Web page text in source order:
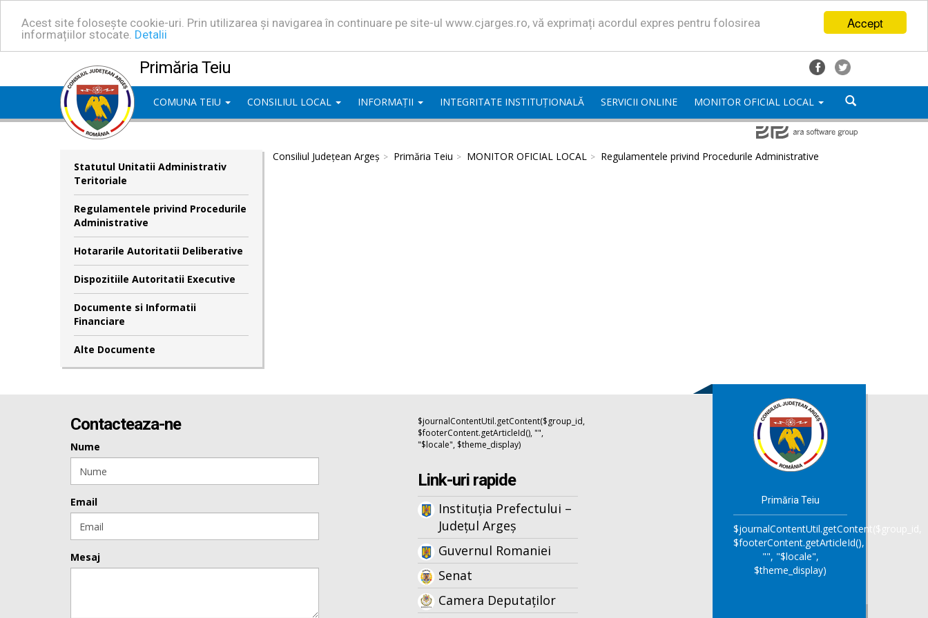
Accept
Acest site folosește cookie-uri. Prin utilizarea și navigarea în continuare pe site-ul www.cjarges.ro, vă exprimați acordul expres pentru folosirea
informațiilor stocate. Detalii
Primăria Teiu
COMUNA TEIU CONSILIUL LOCAL INFORMAȚII INTEGRITATE INSTITUȚIONALĂ SERVICII ONLINE MONITOR OFICIAL LOCAL
Statutul Unitatii Administrativ
Teritoriale
Regulamentele privind Procedurile
Administrative
Hotararile Autoritatii Deliberative
Dispozitiile Autoritatii Executive
Documente si Informatii
Financiare
Alte Documente
Consiliul Județean Argeș Primăria Teiu MONITOR OFICIAL LOCAL Regulamentele privind Procedurile Administrative
Contacteaza-ne
Nume
Email
Mesaj
$journalContentUtil.getContent($group_id,
$footerContent.getArticleId(), "",
"$locale", $theme_display)
Link-uri rapide
Instituția Prefectului –
Județul Argeș
Guvernul Romaniei
Senat
Camera Deputaților
Primăria Teiu
$journalContentUtil.getContent($group_id,
$footerContent.getArticleId(),
"", "$locale",
$theme_display)